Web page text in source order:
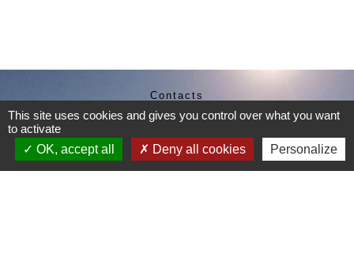
Contacts
Commune de Sainte-Catherine
69440 Sainte-Catherine - FRANCE
+33 4 78 81 80 10
This site uses cookies and gives you control over what you want
to activate
OK, accept all
Deny all cookies Personalize